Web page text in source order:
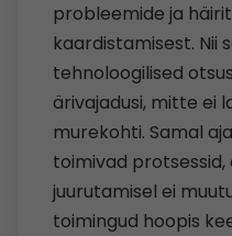
probleemide ja
kaardistamisest. Nii
tehnoloogilised
ärivajadusi, mitte ei
murekohti. Samal
toimivad
juurutamisel ei
toimingud hoopis